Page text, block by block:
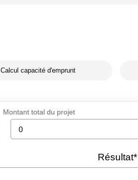
Calcul capacité d'emprunt